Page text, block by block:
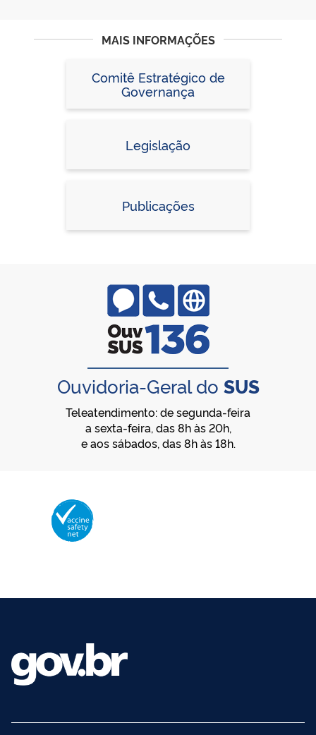
MAIS INFORMAÇÕES
Comitê Estratégico de
Governança
Legislação
Publicações
Ouvidoria-Geral do SUS
Teleatendimento: de segunda-feira
a sexta-feira, das 8h às 20h,
e aos sábados, das 8h às 18h.